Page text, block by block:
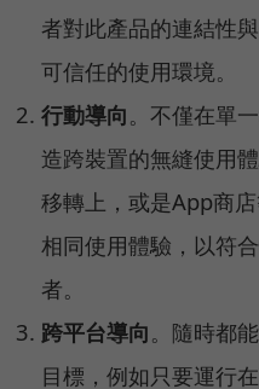
者對此產品的連結性
可信任的使用環境。
行動導向。不僅在單
造跨裝置的無縫使用
移轉上，或是App商
相同使用體驗，以符
者。
跨平台導向。隨時都
目標，例如只要運行